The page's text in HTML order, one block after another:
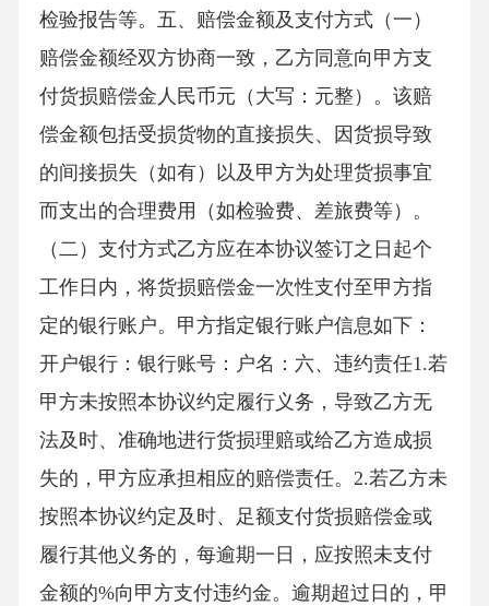
检验报告等。五、赔偿金额及支付方式（一）
赔偿金额经双方协商一致，乙方同意向甲方支
付货损赔偿金人民币元（大写：元整）。该赔
偿金额包括受损货物的直接损失、因货损导致
的间接损失（如有）以及甲方为处理货损事宜
而支出的合理费用（如检验费、差旅费等）。
（二）支付方式乙方应在本协议签订之日起个
工作日内，将货损赔偿金一次性支付至甲方指
定的银行账户。甲方指定银行账户信息如下：
开户银行：银行账号：户名：六、违约责任1.若
甲方未按照本协议约定履行义务，导致乙方无
法及时、准确地进行货损理赔或给乙方造成损
失的，甲方应承担相应的赔偿责任。2.若乙方未
按照本协议约定及时、足额支付货损赔偿金或
履行其他义务的，每逾期一日，应按照未支付
金额的%向甲方支付违约金。逾期超过日的，甲